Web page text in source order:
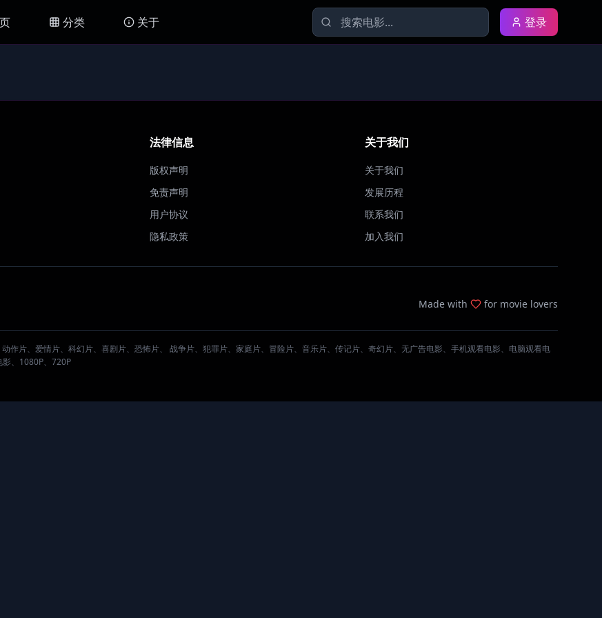
分类 关于 登录
法律信息
版权声明
免责声明
用户协议
隐私政策
关于我们
关于我们
发展历程
联系我们
加入我们
Made with for movie lovers
作片、爱情片、科幻片、喜剧片、恐怖片、 战争片、犯罪片、家庭片、冒险片、音乐片、传记片、奇幻片、无广告电影、手机观看电影、电脑观看电
、1080P、720P